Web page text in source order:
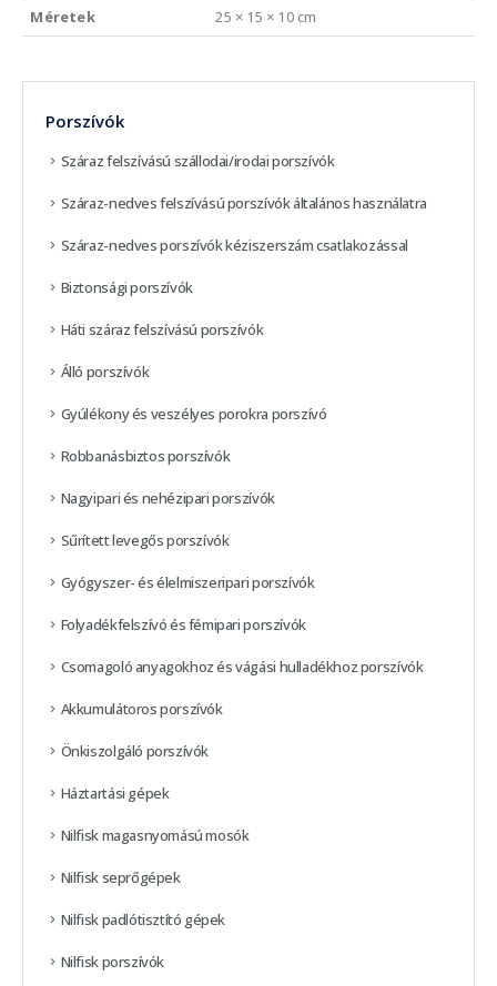
Méretek
25 × 15 × 10 cm
Porszívók
Száraz felszívású szállodai/irodai porszívók
Száraz-nedves felszívású porszívók általános használatra
Száraz-nedves porszívók kéziszerszám csatlakozással
Biztonsági porszívók
Háti száraz felszívású porszívók
Álló porszívók
Gyúlékony és veszélyes porokra porszívó
Robbanásbiztos porszívók
Nagyipari és nehézipari porszívók
Sűrített levegős porszívók
Gyógyszer- és élelmiszeripari porszívók
Folyadékfelszívó és fémipari porszívók
Csomagoló anyagokhoz és vágási hulladékhoz porszívók
Akkumulátoros porszívók
Önkiszolgáló porszívók
Háztartási gépek
Nilfisk magasnyomású mosók
Nilfisk seprőgépek
Nilfisk padlótisztító gépek
Nilfisk porszívók